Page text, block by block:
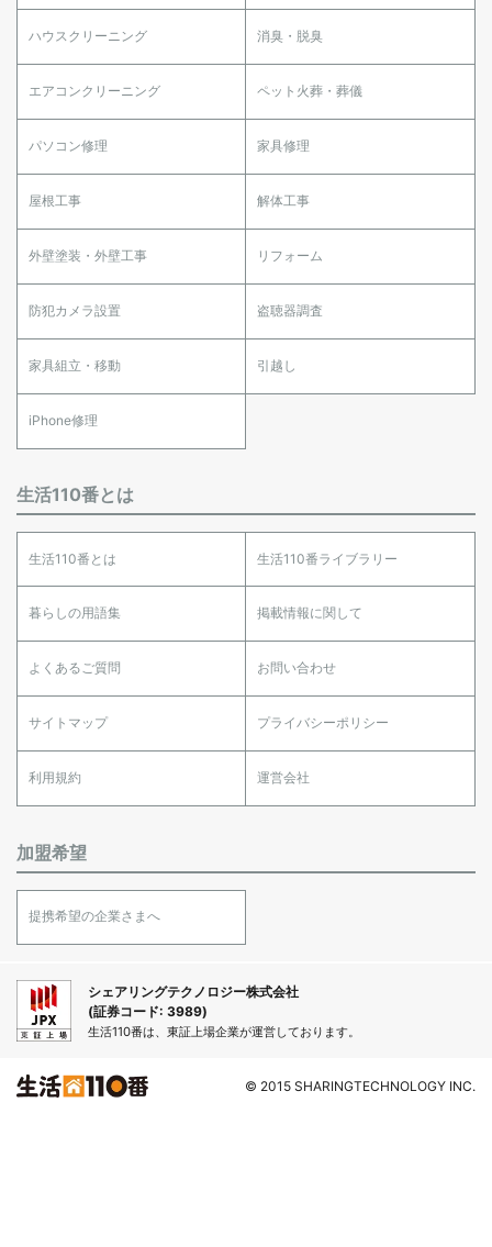
ハウスクリーニング 消臭・脱臭
エアコンクリーニング ペット火葬・葬儀
パソコン修理 家具修理
屋根工事 解体工事
外壁塗装・外壁工事 リフォーム
防犯カメラ設置 盗聴器調査
家具組立・移動 引越し
iPhone修理
生活110番とは
生活110番とは 生活110番ライブラリー
暮らしの用語集 掲載情報に関して
よくあるご質問 お問い合わせ
サイトマップ プライバシーポリシー
利用規約 運営会社
加盟希望
提携希望の企業さまへ
シェアリングテクノロジー株式会社
(証券コード: 3989)
生活110番は、東証上場企業が運営しております。
© 2015 SHARINGTECHNOLOGY INC.